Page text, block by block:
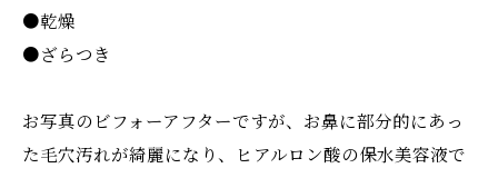
●乾燥
●ざらつき
お写真のビフォーアフターですが、お鼻に部分的にあっ
た毛穴汚れが綺麗になり、ヒアルロン酸の保水美容液で